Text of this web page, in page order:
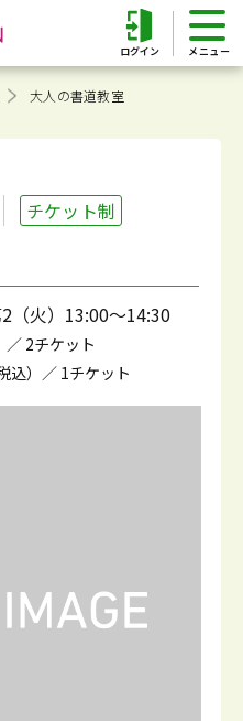
ログイン
大人の書道教室
チケット制
（火）13:00～14:30
／ 2チケット
税込）／ 1チケット